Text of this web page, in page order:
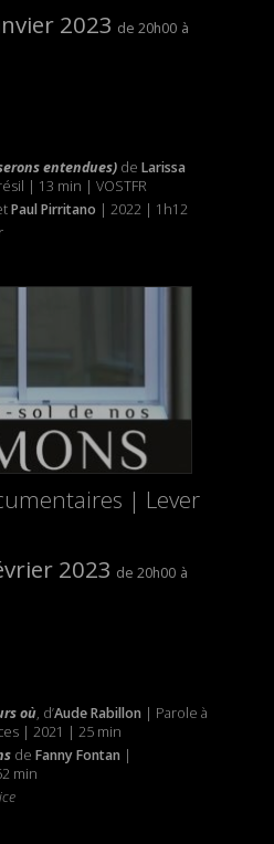
2023
20h00
entendues)de Larissa
| 13 min | VOSTFR
PaulPirritano | 2022 | 1h12
| Lever
2023
20h00
où, d’Aude Rabillon | Parole à
| 2021 | 25 min
de Fanny Fontan |
min